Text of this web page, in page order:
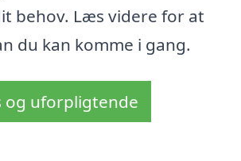
behov. Læs videre for at
du kan komme i gang.
og uforpligtende